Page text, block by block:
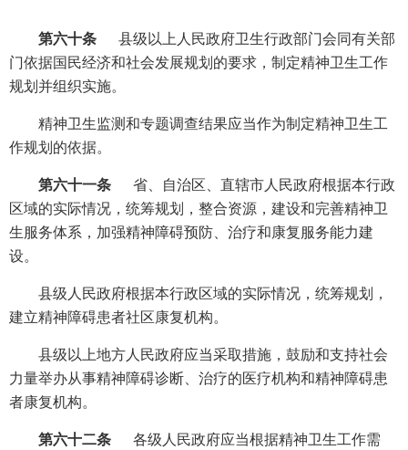
第六十条
县级以上人民政府卫生行政部门会同有关部
门依据国民经济和社会发展规划的要求，制定精神卫生工作
规划并组织实施。
精神卫生监测和专题调查结果应当作为制定精神卫生工
作规划的依据。
第六十一条
省、自治区、直辖市人民政府根据本行政
区域的实际情况，统筹规划，整合资源，建设和完善精神卫
生服务体系，加强精神障碍预防、治疗和康复服务能力建
设。
县级人民政府根据本行政区域的实际情况，统筹规划，
建立精神障碍患者社区康复机构。
县级以上地方人民政府应当采取措施，鼓励和支持社会
力量举办从事精神障碍诊断、治疗的医疗机构和精神障碍患
者康复机构。
第六十二条
各级人民政府应当根据精神卫生工作需